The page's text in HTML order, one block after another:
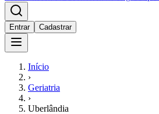
Entrar Cadastrar
Início
›
Geriatria
›
Uberlândia